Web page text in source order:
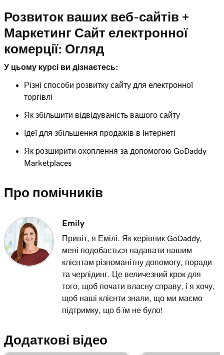
Додавання рекомендованих продуктів на
сайт "Веб-сайти + Маркетинг"
Лекція 7 (з 12)
Лекція 8 (з 12)
Створити мою першу етикетку
Вступ до автоматизації електронної пошти
Лекція 10 (з 12)
Імпортуйте товари з ринкових платформ
Лекція 12 (з 12)
Додавання мого Інтернет-магазину в Веб-
сайти + Маркетинг
Розвиток ваших веб-сайтів +
Маркетинг Сайт електронної
комерції: Огляд
У цьому курсі ви дізнаєтесь:
Різні способи розвитку сайту для електронної
торгівлі
Як збільшити відвідуваність вашого сайту
Ідеї для збільшення продажів в Інтернеті
Як розширити охоплення за допомогою GoDaddy
Marketplaces
Про помічників
Emily
Привіт, я Емілі. Як керівник GoDaddy,
мені подобається надавати нашим
клієнтам різноманітну допомогу, поради
та черлідинг. Це величезний крок для
того, щоб почати власну справу, і я хочу,
щоб наші клієнти знали, що ми маємо
підтримку, що б їм не було!
Додаткові відео